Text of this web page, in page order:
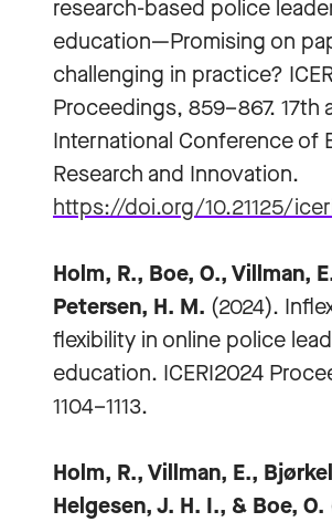
research-based police
education—Promising on
challenging in practice?
Proceedings, 859–867. 17th
International Conference of
Research and Innovation.
https://doi.org/10.21125/
Holm, R., Boe, O., Villman,
Petersen, H. M. (2024).
flexibility in online police
education. ICERI2024
1104–1113.
Holm, R., Villman, E.,
Helgesen, J. H. I., & Boe, O.